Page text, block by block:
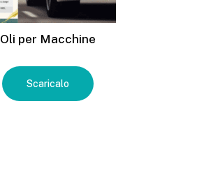
Oli per Macchine
Scaricalo